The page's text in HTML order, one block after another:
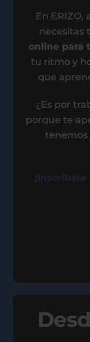
En ERIZO,
necesitas
online para
tu ritmo y
que
¿Es por
porque te
tenemos